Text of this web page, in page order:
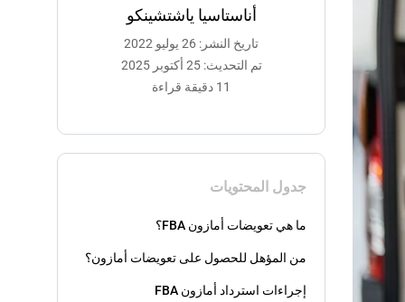
أناستاسيا ياشتشينكو
تاريخ النشر: 26 يوليو 2022
تم التحديث: 25 أكتوبر 2025
11 دقيقة قراءة
جدول المحتويات
ما هي تعويضات أمازون FBA؟
من المؤهل للحصول على تعويضات أمازون؟
إجراءات استرداد أمازون FBA